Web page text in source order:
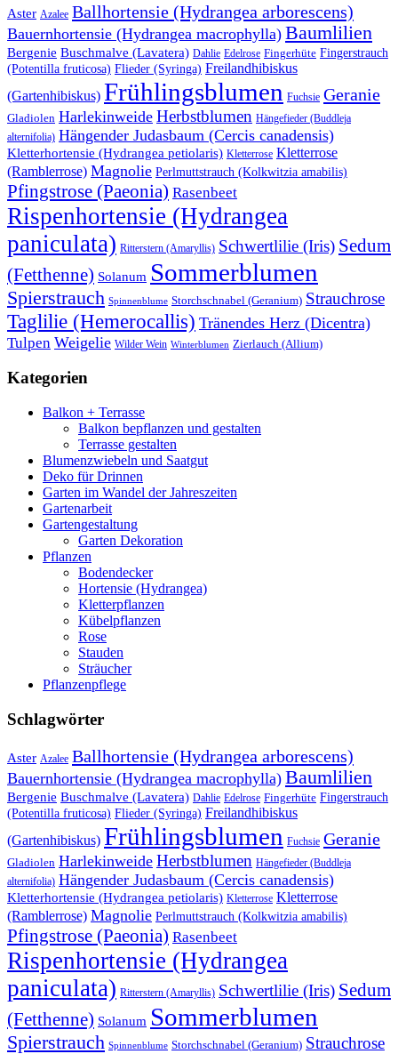
Aster Azalee Ballhortensie (Hydrangea arborescens)
Bauernhortensie (Hydrangea macrophylla) Baumlilien
Bergenie Buschmalve (Lavatera) Dahlie Edelrose Fingerhüte Fingerstrauch
(Potentilla fruticosa) Flieder (Syringa) Freilandhibiskus
(Gartenhibiskus) Frühlingsblumen Fuchsie Geranie
Gladiolen Harlekinweide Herbstblumen Hängefieder (Buddleja
alternifolia) Hängender Judasbaum (Cercis canadensis)
Kletterhortensie (Hydrangea petiolaris) Kletterrose Kletterrose
(Ramblerrose) Magnolie Perlmuttstrauch (Kolkwitzia amabilis)
Pfingstrose (Paeonia) Rasenbeet
Rispenhortensie (Hydrangea
paniculata) Ritterstern (Amaryllis) Schwertlilie (Iris) Sedum
(Fetthenne) Solanum Sommerblumen
Spierstrauch Spinnenblume Storchschnabel (Geranium) Strauchrose
Taglilie (Hemerocallis) Tränendes Herz (Dicentra)
Tulpen Weigelie Wilder Wein Winterblumen Zierlauch (Allium)
Kategorien
Balkon + Terrasse
Balkon bepflanzen und gestalten
Terrasse gestalten
Blumenzwiebeln und Saatgut
Deko für Drinnen
Garten im Wandel der Jahreszeiten
Gartenarbeit
Gartengestaltung
Garten Dekoration
Pflanzen
Bodendecker
Hortensie (Hydrangea)
Kletterpflanzen
Kübelpflanzen
Rose
Stauden
Sträucher
Pflanzenpflege
Schlagwörter
Aster Azalee Ballhortensie (Hydrangea arborescens)
Bauernhortensie (Hydrangea macrophylla) Baumlilien
Bergenie Buschmalve (Lavatera) Dahlie Edelrose Fingerhüte Fingerstrauch
(Potentilla fruticosa) Flieder (Syringa) Freilandhibiskus
(Gartenhibiskus) Frühlingsblumen Fuchsie Geranie
Gladiolen Harlekinweide Herbstblumen Hängefieder (Buddleja
alternifolia) Hängender Judasbaum (Cercis canadensis)
Kletterhortensie (Hydrangea petiolaris) Kletterrose Kletterrose
(Ramblerrose) Magnolie Perlmuttstrauch (Kolkwitzia amabilis)
Pfingstrose (Paeonia) Rasenbeet
Rispenhortensie (Hydrangea
paniculata) Ritterstern (Amaryllis) Schwertlilie (Iris) Sedum
(Fetthenne) Solanum Sommerblumen
Spierstrauch Spinnenblume Storchschnabel (Geranium) Strauchrose